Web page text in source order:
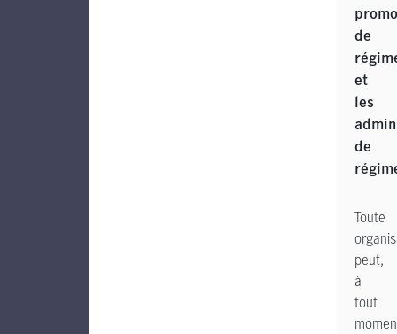
de
et
les
de
Toute
peut,
à
tout